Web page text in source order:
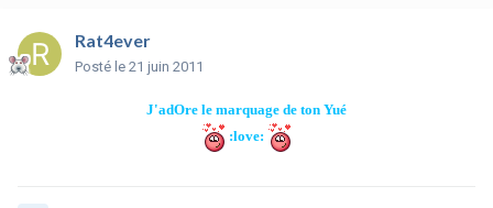
Rat4ever
Posté le 21 juin 2011
J'adOre le marquage de ton Yué
:love: